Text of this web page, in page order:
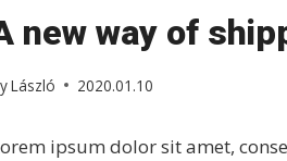
new way of
László 2020.01.10
ipsum dolor sit amet,